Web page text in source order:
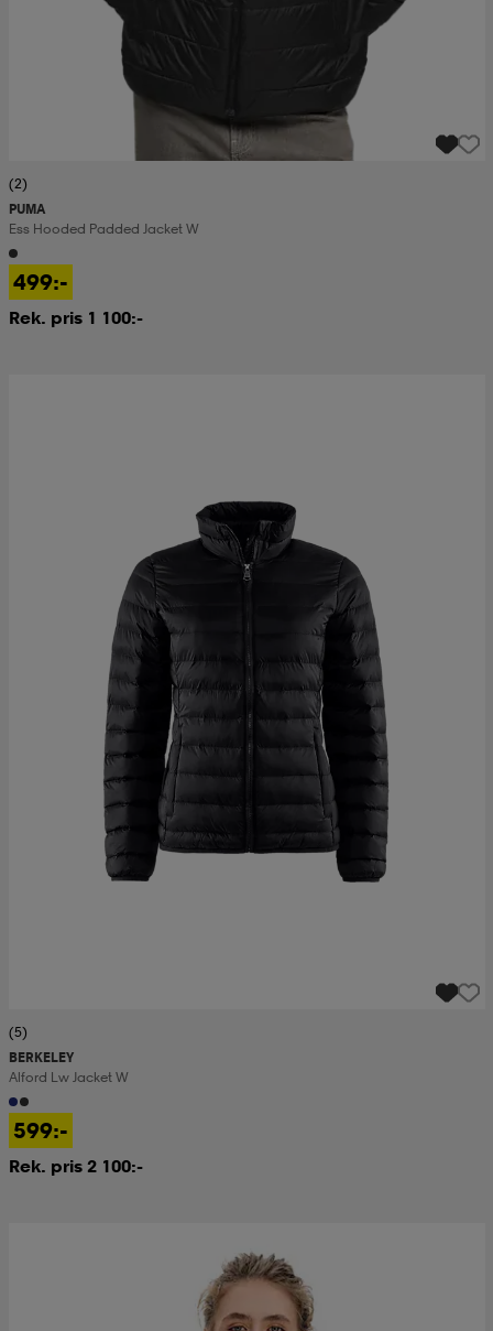
(2)
PUMA
Ess Hooded Padded Jacket W
499:-
Rek. pris 1 100:-
(5)
BERKELEY
Alford Lw Jacket W
599:-
Rek. pris 2 100:-